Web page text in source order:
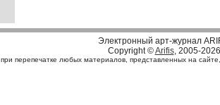
Электронный арт-журнал
Copyright ©Arifis, 2005-2026
при перепечатке любых материалов, представленных на